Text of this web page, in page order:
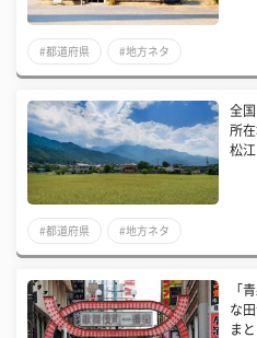
#都道府県 #地方ネタ
全
所
松
#都道府県 #地方ネタ
「
な
まと